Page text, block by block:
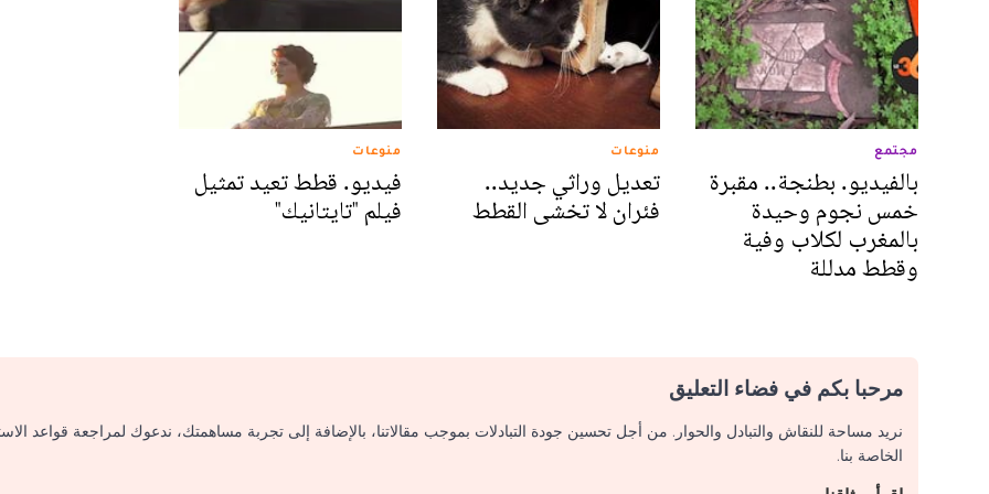
مجتمع
بالفيديو. بطنجة.. مقبرة
خمس نجوم وحيدة
بالمغرب لكلاب وفية
وقطط مدللة
منوعات
تعديل وراثي جديد..
فئران لا تخشى القطط
منوعات
فيديو. قطط تعيد تمثيل
فيلم "تايتانيك"
مرحبا بكم في فضاء التعليق
نريد مساحة للنقاش والتبادل والحوار. من أجل تحسين جودة التبادلات بموجب مقالاتنا، بالإضافة إلى تجربة مساهمتك، ندعوك لمراجعة قواعد
الخاصة بنا.